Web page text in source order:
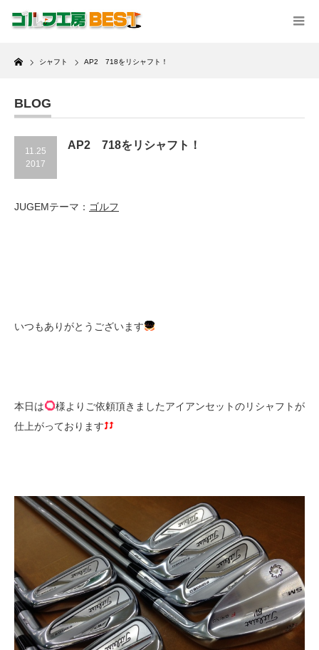
Home
シャフト AP2 718をリシャフト！
BLOG
11.25
2017
AP2 718をリシャフト！
JUGEMテーマ： ゴルフ
いつもありがとうございます
本日は
様よりご依頼頂きましたアイアンセットのリシャフトが
仕上がっております